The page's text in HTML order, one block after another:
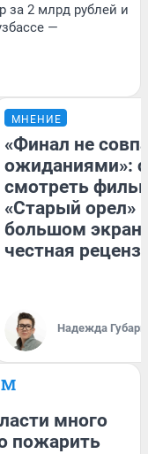
за 2 млрд рублей и
—
МНЕНИЕ
«Финал не
ожиданиями»:
смотреть
«Старый орел»
большом
честная
Надежда Губарь
много
пожарить